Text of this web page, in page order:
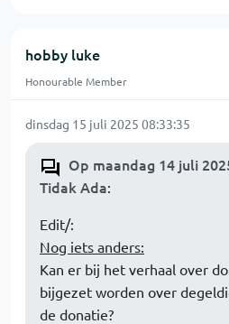
hobby luke
Honourable Member
dinsdag 15 juli 2025 08:33:35
Op maandag 14 juli
Tidak Ada:
Edit/:
Nog iets anders:
Kan er bij het verhaal over
bijgezet worden over
de donatie?